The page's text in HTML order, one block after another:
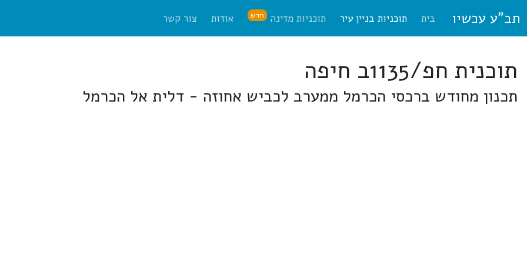
תב"ע עכשיו בית תוכניות בניין עיר תוכניות מדינה חדש אודות צור קשר
תוכנית חפ/1135ב חיפה
תכנון מחודש ברכסי הכרמל ממערב לכביש אחוזה - דלית אל הכרמל